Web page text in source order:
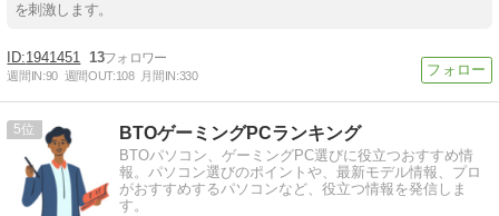
を刺激します。
1941451 13
週間IN:90 週間OUT:108 月間IN:330
5 BTOゲーミングPCランキング
BTOパソコン、ゲーミングPC選びに役立つおすすめ情
報。パソコン選びのポイントや、最新モデル情報、プロ
がおすすめするパソコンなど、役立つ情報を発信しま
す。